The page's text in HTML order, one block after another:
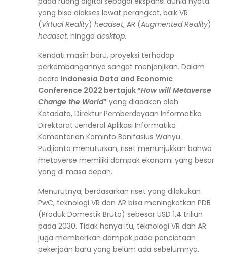
yang bisa diakses lewat perangkat, baik VR
(Virtual Reality) headset, AR (Augmented Reality)
headset, hingga desktop.
Kendati masih baru, proyeksi terhadap
perkembangannya sangat menjanjikan. Dalam
acara Indonesia Data and Economic
Conference 2022 bertajuk “How will Metaverse
Change the World” yang diadakan oleh
Katadata, Direktur Pemberdayaan Informatika
Direktorat Jenderal Aplikasi Informatika
Kementerian Kominfo Bonifasius Wahyu
Pudjianto menuturkan, riset menunjukkan bahwa
metaverse memiliki dampak ekonomi yang besar
yang di masa depan.
Menurutnya, berdasarkan riset yang dilakukan
PwC, teknologi VR dan AR bisa meningkatkan PDB
(Produk Domestik Bruto) sebesar USD 1,4 triliun
pada 2030. Tidak hanya itu, teknologi VR dan AR
juga memberikan dampak pada penciptaan
pekerjaan baru yang belum ada sebelumnya.